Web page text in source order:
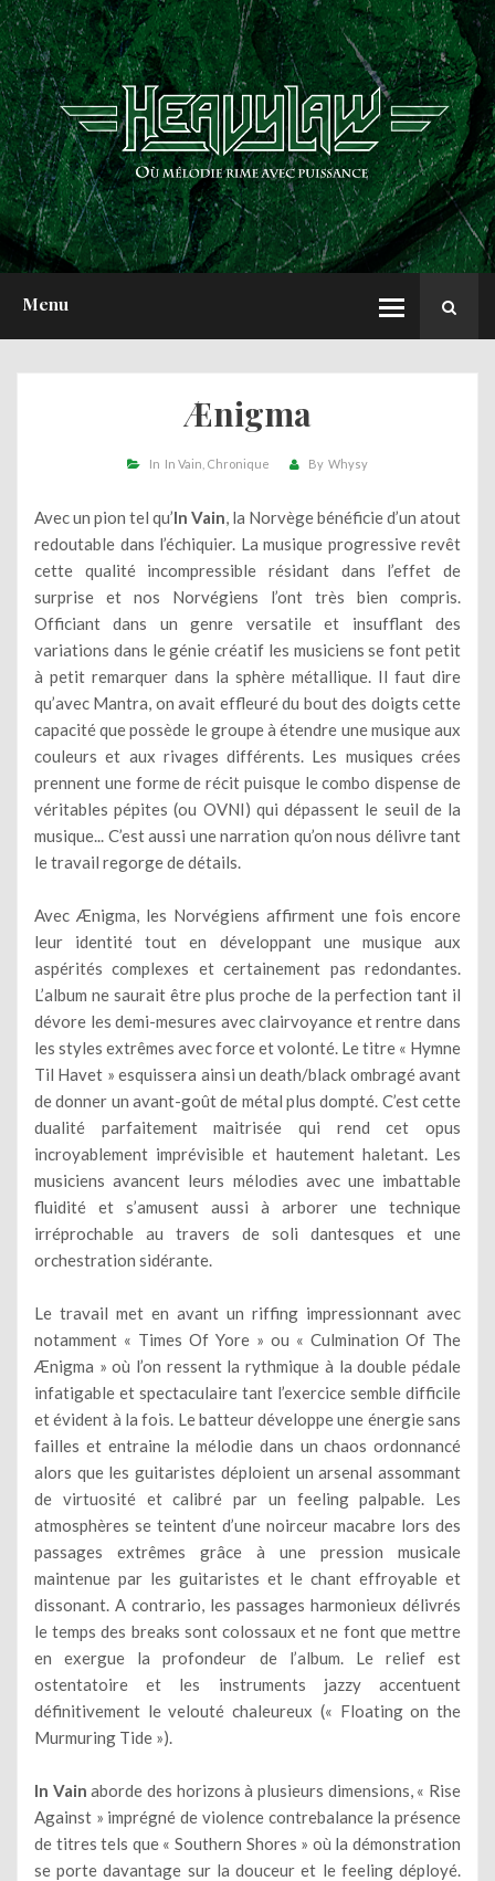
Menu
ACCUEIL
NEWS
CHRONIQUES
INTERVIEWS
REPORTS
A PROPOS
Ænigma
In In Vain Chronique By Whysy
Avec un pion tel qu’In Vain, la Norvège bénéficie d’un atout
redoutable dans l’échiquier. La musique progressive revêt
cette qualité incompressible résidant dans l’effet de
surprise et nos Norvégiens l’ont très bien compris.
Officiant dans un genre versatile et insufflant des
variations dans le génie créatif les musiciens se font petit
à petit remarquer dans la sphère métallique. Il faut dire
qu’avec Mantra, on avait effleuré du bout des doigts cette
capacité que possède le groupe à étendre une musique aux
couleurs et aux rivages différents. Les musiques crées
prennent une forme de récit puisque le combo dispense de
véritables pépites (ou OVNI) qui dépassent le seuil de la
musique... C’est aussi une narration qu’on nous délivre tant
le travail regorge de détails.
Avec Ænigma, les Norvégiens affirment une fois encore
leur identité tout en développant une musique aux
aspérités complexes et certainement pas redondantes.
L’album ne saurait être plus proche de la perfection tant il
dévore les demi-mesures avec clairvoyance et rentre dans
les styles extrêmes avec force et volonté. Le titre « Hymne
Til Havet » esquissera ainsi un death/black ombragé avant
de donner un avant-goût de métal plus dompté. C’est cette
dualité parfaitement maitrisée qui rend cet opus
incroyablement imprévisible et hautement haletant. Les
musiciens avancent leurs mélodies avec une imbattable
fluidité et s’amusent aussi à arborer une technique
irréprochable au travers de soli dantesques et une
orchestration sidérante.
Le travail met en avant un riffing impressionnant avec
notamment « Times Of Yore » ou « Culmination Of The
Ænigma » où l’on ressent la rythmique à la double pédale
infatigable et spectaculaire tant l’exercice semble difficile
et évident à la fois. Le batteur développe une énergie sans
failles et entraine la mélodie dans un chaos ordonnancé
alors que les guitaristes déploient un arsenal assommant
de virtuosité et calibré par un feeling palpable. Les
atmosphères se teintent d’une noirceur macabre lors des
passages extrêmes grâce à une pression musicale
maintenue par les guitaristes et le chant effroyable et
dissonant. A contrario, les passages harmonieux délivrés
le temps des breaks sont colossaux et ne font que mettre
en exergue la profondeur de l’album. Le relief est
ostentatoire et les instruments jazzy accentuent
définitivement le velouté chaleureux (« Floating on the
Murmuring Tide »).
In Vain aborde des horizons à plusieurs dimensions, « Rise
Against » imprégné de violence contrebalance la présence
de titres tels que « Southern Shores » où la démonstration
se porte davantage sur la douceur et le feeling déployé.